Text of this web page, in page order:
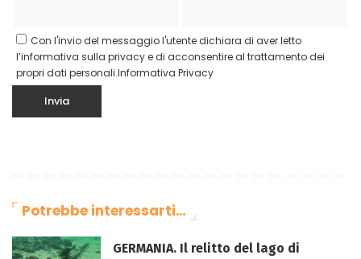
Con l'invio del messaggio l'utente dichiara di aver letto
l’informativa sulla privacy e di acconsentire al trattamento dei
propri dati personali.Informativa Privacy
Potrebbe interessarti…
GERMANIA. Il relitto del lago di